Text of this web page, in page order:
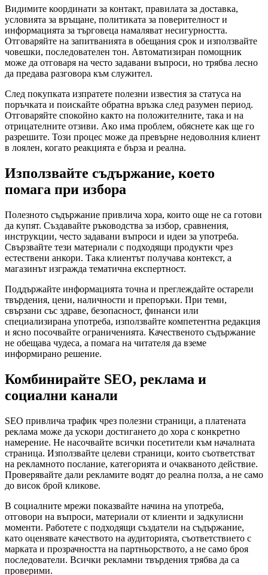
Видимите координати за контакт, правилата за доставка,
условията за връщане, политиката за поверителност и
информацията за търговеца намаляват несигурността.
Отговаряйте на запитванията в обещания срок и използвайте
човешки, последователен тон. Автоматизиран помощник
може да отговаря на често задавани въпроси, но трябва лесно
да предава разговора към служител.
След покупката изпратете полезни известия за статуса на
поръчката и поискайте обратна връзка след разумен период.
Отговаряйте спокойно както на положителните, така и на
отрицателните отзиви. Ако има проблем, обяснете как ще го
разрешите. Този процес може да превърне недоволния клиент
в лоялен, когато реакцията е бърза и реална.
Използвайте съдържание, което
помага при избора
Полезното съдържание привлича хора, които още не са готови
да купят. Създавайте ръководства за избор, сравнения,
инструкции, често задавани въпроси и идеи за употреба.
Свързвайте тези материали с подходящи продукти чрез
естествени анкори. Така клиентът получава контекст, а
магазинът изгражда тематична експертност.
Поддържайте информацията точна и преглеждайте остарели
твърдения, цени, наличности и препоръки. При теми,
свързани със здраве, безопасност, финанси или
специализирана употреба, използвайте компетентна редакция
и ясно посочвайте ограниченията. Качественото съдържание
не обещава чудеса, а помага на читателя да вземе
информирано решение.
Комбинирайте SEO, реклама и
социални канали
SEO привлича трафик чрез полезни страници, а платената
реклама може да ускори достигането до хора с конкретно
намерение. Не насочвайте всички посетители към началната
страница. Използвайте целеви страници, които съответстват
на рекламното послание, категорията и очакваното действие.
Проверявайте дали рекламите водят до реална полза, а не само
до висок брой кликове.
В социалните мрежи показвайте начина на употреба,
отговори на въпроси, материали от клиенти и задкулисни
моменти. Работете с подходящи създатели на съдържание,
като оценявате качеството на аудиторията, съответствието с
марката и прозрачността на партньорството, а не само броя
последователи. Всички рекламни твърдения трябва да са
проверими.